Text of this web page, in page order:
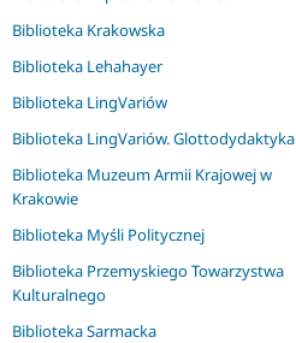
Biblioteka Krakowska
Biblioteka Lehahayer
Biblioteka LingVariów
Biblioteka LingVariów. Glottodydaktyka
Biblioteka Muzeum Armii Krajowej w
Krakowie
Biblioteka Myśli Politycznej
Biblioteka Przemyskiego Towarzystwa
Kulturalnego
Biblioteka Sarmacka